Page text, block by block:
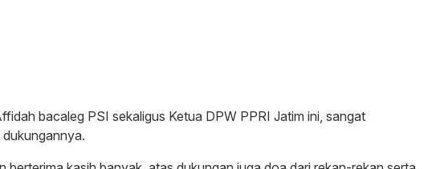
bacaleg PSI sekaligus Ketua DPW PPRI Jatim ini, sangat